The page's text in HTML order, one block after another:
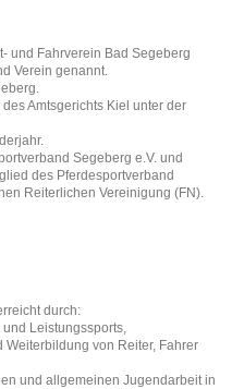
Fahrverein Bad Segeberg
Verein genannt.
Amtsgerichts Kiel unter der
Segeberg e.V. und
des Pferdesportverband
Reiterlichen Vereinigung (FN).
durch:
Leistungssports,
Weiterbildung von Reiter, Fahrer
und allgemeinen Jugendarbeit in